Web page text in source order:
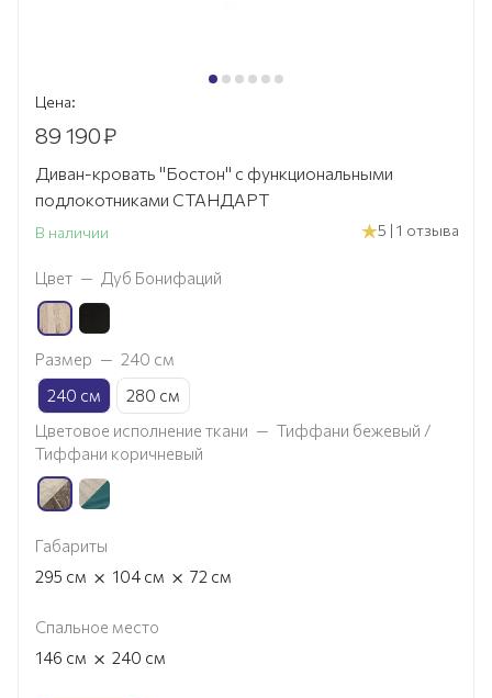
Цена:
89 190₽
Диван-кровать "Бостон" с функциональными
подлокотниками СТАНДАРТ
В наличии 5 | 1 отзыва
Цвет — Дуб Бонифаций
Размер — 240 см
240 см
280 см
Цветовое исполнение ткани — Тиффани бежевый /
Тиффани коричневый
Габариты
295 см × 104 см × 72 см
Спальное место
146 см × 240 см